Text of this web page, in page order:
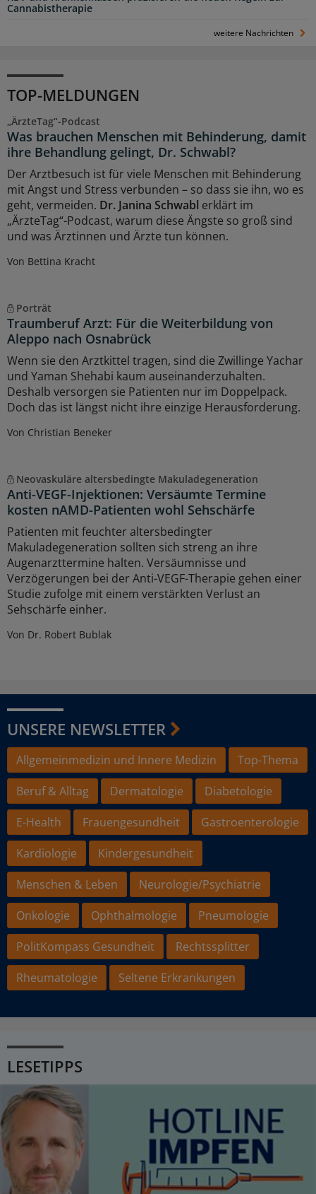
Cannabistherapie
weitere Nachrichten
TOP-MELDUNGEN
„ÄrzteTag“-Podcast
Was brauchen Menschen mit Behinderung, damit
ihre Behandlung gelingt, Dr. Schwabl?
Der Arztbesuch ist für viele Menschen mit Behinderung
mit Angst und Stress verbunden – so dass sie ihn, wo es
geht, vermeiden. Dr. Janina Schwabl erklärt im
„ÄrzteTag“-Podcast, warum diese Ängste so groß sind
und was Ärztinnen und Ärzte tun können.
Von Bettina Kracht
Porträt
Traumberuf Arzt: Für die Weiterbildung von
Aleppo nach Osnabrück
Wenn sie den Arztkittel tragen, sind die Zwillinge Yachar
und Yaman Shehabi kaum auseinanderzuhalten.
Deshalb versorgen sie Patienten nur im Doppelpack.
Doch das ist längst nicht ihre einzige Herausforderung.
Von Christian Beneker
Neovaskuläre altersbedingte Makuladegeneration
Anti-VEGF-Injektionen: Versäumte Termine
kosten nAMD-Patienten wohl Sehschärfe
Patienten mit feuchter altersbedingter
Makuladegeneration sollten sich streng an ihre
Augenarzttermine halten. Versäumnisse und
Verzögerungen bei der Anti-VEGF-Therapie gehen einer
Studie zufolge mit einem verstärkten Verlust an
Sehschärfe einher.
Von Dr. Robert Bublak
UNSERE NEWSLETTER
Allgemeinmedizin und Innere Medizin
Top-Thema
Beruf & Alltag
Dermatologie
Diabetologie
E-Health
Frauengesundheit
Gastroenterologie
Kardiologie
Kindergesundheit
Menschen & Leben
Neurologie/Psychiatrie
Onkologie
Ophthalmologie
Pneumologie
PolitKompass Gesundheit
Rechtssplitter
Rheumatologie
Seltene Erkrankungen
LESETIPPS